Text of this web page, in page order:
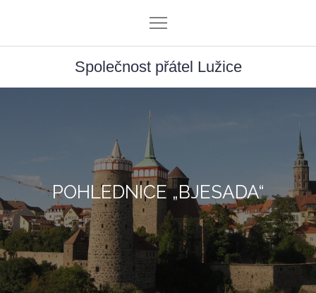
content
Společnost přátel Lužice
POHLEDNICE „BJESADA“